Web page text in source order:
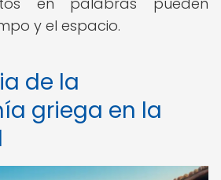
y el espacio.
de la
griega en la